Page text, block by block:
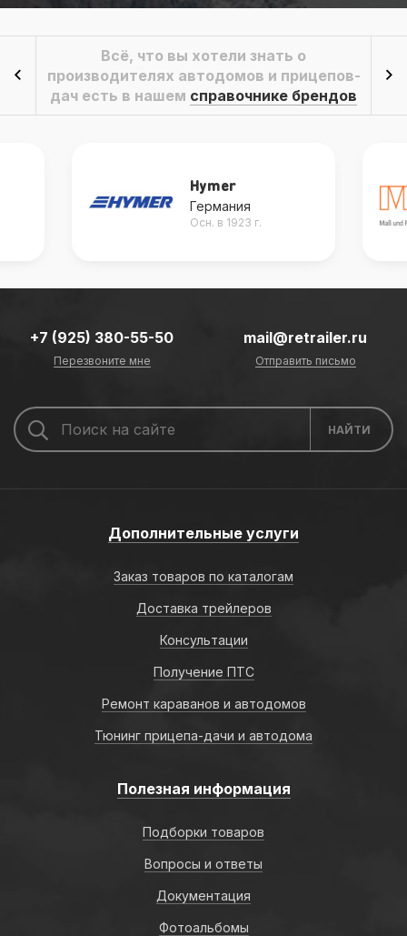
Всё, что вы хотели знать о
производителях автодомов и прицепов-
дач есть в нашем справочнике брендов
Hymer
Германия
Осн. в 1923 г.
+7 (925) 380-55-50
Перезвоните мне
mail@retrailer.ru
Отправить письмо
Дополнительные услуги
Заказ товаров по каталогам
Доставка трейлеров
Консультации
Получение ПТС
Ремонт караванов и автодомов
Тюнинг прицепа-дачи и автодома
Полезная информация
Подборки товаров
Вопросы и ответы
Документация
Фотоальбомы